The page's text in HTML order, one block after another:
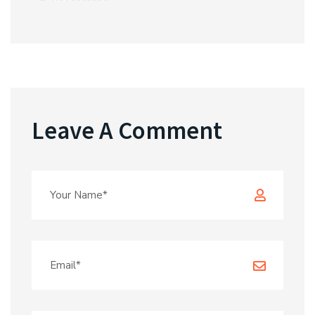
Leave A Comment